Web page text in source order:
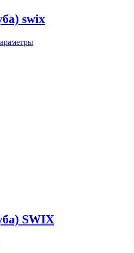
swix
SWIX